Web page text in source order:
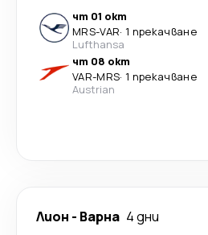
чт 01 окт
MRS-VAR· 1 прекачване
Lufthansa
чт 08 окт
VAR-MRS· 1 прекачване
Austrian
Лион - Варна 4 дни